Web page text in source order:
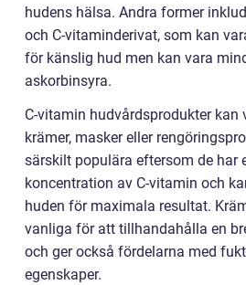
hudens hälsa. Andra former
och C-vitaminderivat, som kan
för känslig hud men kan vara
askorbinsyra.
C-vitamin hudvårdsprodukter kan
krämer, masker eller
särskilt populära eftersom de har
koncentration av C-vitamin och
huden för maximala resultat.
vanliga för att tillhandahålla en
och ger också fördelarna med
egenskaper.